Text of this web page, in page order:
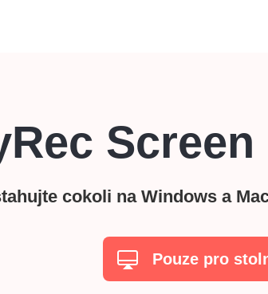
cokoli na Windows a
Pouze pro